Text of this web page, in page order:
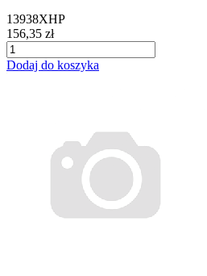
13938XHP
156,35 zł
Dodaj do koszyka